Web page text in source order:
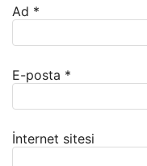
Ad *
E-posta *
İnternet sitesi